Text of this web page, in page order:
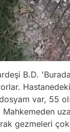
B.D.
var, 55
gezmeleri